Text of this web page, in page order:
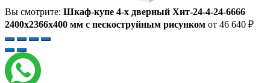
Вы смотрите: Шкаф-купе 4-х дверный Хит-24-4-24-6666
2400x2366x400 мм с пескоструйным рисунком от 46 640 ₽